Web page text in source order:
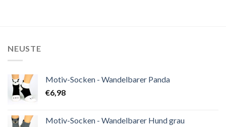
NEUSTE
Motiv-Socken - Wandelbarer Panda
€6,98
Motiv-Socken - Wandelbarer Hund grau